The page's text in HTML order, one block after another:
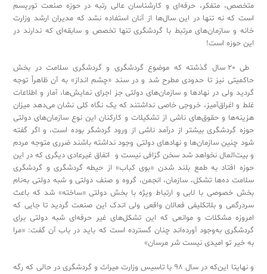
‬متخصص، ‬متفکر، ‬حرفه‌ای ‬و ‬کارشناسان ‬عالی ‬رتبه ‬در ‬حوزه ‬صنعت ‬توریسم
‬است ‬که ‬نه ‬تنها ‬در ‬این ‬سال‌ها ‬از ‬آنان ‬استفاده ‬نشد ‬که ‬مدیران ‬ارشد ‬وزارت
‬خانه ‬و ‬سازمان‌های ‬مرتبط ‬با ‬گردشگری ‬تنها ‬تخصص ‬و ‬سابقه‌ای ‬که ‬ندارند ‬در
‬این ‬حوزه ‬است!
‬طی ‬20 ‬سال ‬گذشته ‬که ‬موضوع ‬گردشگری ‬و ‬گردشگری ‬سلامت ‬در ‬بخش
‬حاکمیتی ‬نیز ‬تا ‬حدودی ‬مطرح ‬شد ‬و ‬در ‬سند «چشم ‬انداز»‬ ‬به ‬آن ‬ظاهراً ‬توجه
‬گردید ‬ولی ‬در ‬نهادها ‬و ‬سازمان‌های ‬دولتی ‬جز ‬اجرای ‬نمایش‌ها، ‬آمار ‬و ‬اطلاعات
‬غلط ‬و ‬اغراق‌آمیز، ‬خروجی ‬خاصی ‬نداشتند ‬که ‬یک ‬نگاه ‬کلی ‬نشان ‬می‌دهد ‬میزان
‬هزینه‌ها ‬و ‬حقوق‌های ‬ناشی ‬از ‬تشکیلات ‬و ‬کارکنان ‬این ‬نوع ‬سازمان‌های ‬دولتی
‬حوزه ‬گردشگری ‬بیشتر ‬از ‬درآمد ‬ناشی ‬از ‬ورود ‬گردشگر ‬بوده ‬است، ‬و ‬اگر ‬گفته
‬شود ‬چنین ‬سازمان‌ها ‬و ‬نهادهای ‬دولتی ‬وجود ‬نداشته ‬باشند ‬ضرری ‬متوجه ‬مردم
‬و ‬بیت‌المال ‬نخواهد ‬شد ‬سخن ‬گزافی ‬نیست ‬و ‬اتفاق ‬غیر‌عادی ‬دیگری ‬که ‬در ‬این
‬حوزه ‬افتاد ‬به ‬طمع ‬بلند ‬شدن ‬«‬بوی ‬کباب»‬ ‬از ‬حیطه ‬گردشگری ‬و ‬گردشگری
‬سلامت ‬ده‌ها ‬تشکل، ‬سازمان، ‬انجمن، ‬گروه ‬و ‬صنف ‬دولتی ‬و ‬شبه ‬دولتی ‬به‌نام
‬بخش ‬خصوصی ‬با ‬لابی ‬و ‬ارتباط ‬ویژه ‬با ‬بخش ‬دولتی ‬«‬ساخته»‬ ‬شد ‬که ‬باعث
‬سردرگمی ‬و ‬بلاتکلیفی ‬فعالان ‬واقعی ‬ولی ‬اندک ‬این ‬صنعت ‬گردید ‬تا ‬جایی ‬که
‬امروزه ‬مشکلات ‬و ‬موانعی ‬که ‬این ‬تشکل‌های ‬غیر ‬حرفه‌ای ‬شبه ‬دولتی ‬برای
‬گردشگری ‬به‌وجود ‬آورده‌اند ‬چنان ‬گسترده ‬است ‬که ‬باید ‬در ‬باب ‬آن ‬گفت: «‬مرا
‬به ‬خیر ‬تو ‬امیدی ‬نیست ‬شر ‬مرسان»‬ ‬‬‬‬‬‬‬‬‬‬‬‬‬‬‬‬‬‬‬‬‬‬‬‬‬‬‬‬‬‬‬‬‬‬‬‬‬‬‬‬‬‬‬‬‬‬‬‬‬‬‬‬‬‬‬‬‬‬‬‬‬‬‬‬‬‬‬‬‬‬‬‬‬‬‬‬‬‬‬‬‬‬‬‬‬‬‬‬‬‬‬‬‬‬‬‬‬‬‬‬‬‬‬‬‬‬‬‬‬‬‬‬‬‬‬‬‬‬‬‬‬‬‬‬‬‬‬‬‬‬‬‬‬‬‬‬‬‬‬‬‬‬‬‬‬‬‬‬‬‬‬‬‬‬‬‬‬‬‬‬‬‬‬‬‬‬‬‬‬‬‬‬‬‬‬‬‬‬‬‬‬‬‬‬‬‬‬‬‬‬‬‬‬‬‬‬‬‬‬‬‬
و ‬نهایتا ‬این‌که ‬در ‬سال ‬98 ‬با ‬تاسیس ‬وزارت ‬میراث ‬و ‬گردشگری ‬در ‬حالی ‬که ‬رگه